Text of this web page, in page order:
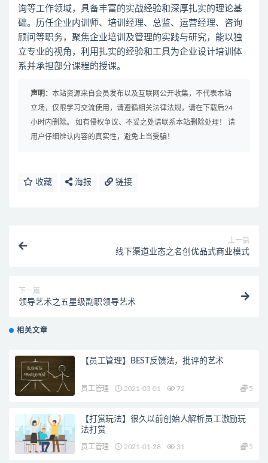
询等工作领域，具备丰富的实战经验和深厚扎实的理论基
础。历任企业内训师、培训经理、总监、运营经理、咨询
顾问等职务，聚焦企业培训及管理的实践与研究，能以独
立专业的视角，利用扎实的经验和工具为企业设计培训体
系并承担部分课程的授课。
声明： 本站资源来自会员发布以及互联网公开收集，不代表本站
立场，仅限学习交流使用，请遵循相关法律法规，请在下载后24
小时内删除。 如有侵权争议、不妥之处请联系本站删除处理！ 请
用户仔细辨认内容的真实性，避免上当受骗！
收藏 海报 链接
上一篇
线下渠道业态之名创优品式商业模式
下一篇
领导艺术之五星级副职领导艺术
相关文章
【员工管理】BEST反馈法，批评的艺术
员工管理 2021-03-01 72 5
【打赏玩法】很久以前创始人解析员工激励玩
法打赏
员工管理 2021-01-28 31 5